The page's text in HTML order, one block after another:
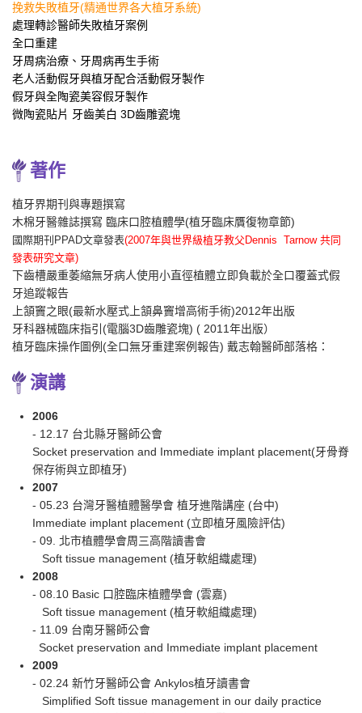
挽救失敗植牙(精通世界各大植牙系統)
處理轉診醫師失敗植牙案例
全口重建
牙周病治療、牙周病再生手術
老人活動假牙與植牙配合活動假牙製作
假牙與全陶瓷美容假牙製作
微陶瓷貼片 牙齒美白 3D齒雕瓷塊
著作
植牙界期刊與專題撰寫
木棉牙醫雜誌撰寫 臨床口腔植體學(植牙臨床贋復物章節)
國際期刊PPAD文章發表(2007年與世界級植牙教父Dennis Tarnow 共同
發表研究文章)
下齒槽嚴重萎縮無牙病人使用小直徑植體立即負載於全口覆蓋式假
牙追蹤報告
上頷竇之眼(最新水壓式上頷鼻竇增高術手術)2012年出版
牙科器械臨床指引(電腦3D齒雕瓷塊) ( 2011年出版）
植牙臨床操作圖例(全口無牙重建案例報告) 戴志翰醫師部落格：
演講
2006
- 12.17 台北縣牙醫師公會
Socket preservation and Immediate implant placement(牙骨脊
保存術與立即植牙)
2007
- 05.23 台灣牙醫植體醫學會 植牙進階講座 (台中)
Immediate implant placement (立即植牙風險評估)
- 09. 北市植體學會周三高階讀書會
Soft tissue management (植牙軟組織處理)
2008
- 08.10 Basic 口腔臨床植體學會 (雲嘉)
Soft tissue management (植牙軟組織處理)
- 11.09 台南牙醫師公會
Socket preservation and Immediate implant placement
2009
- 02.24 新竹牙醫師公會 Ankylos植牙讀書會
Simplified Soft tissue management in our daily practice